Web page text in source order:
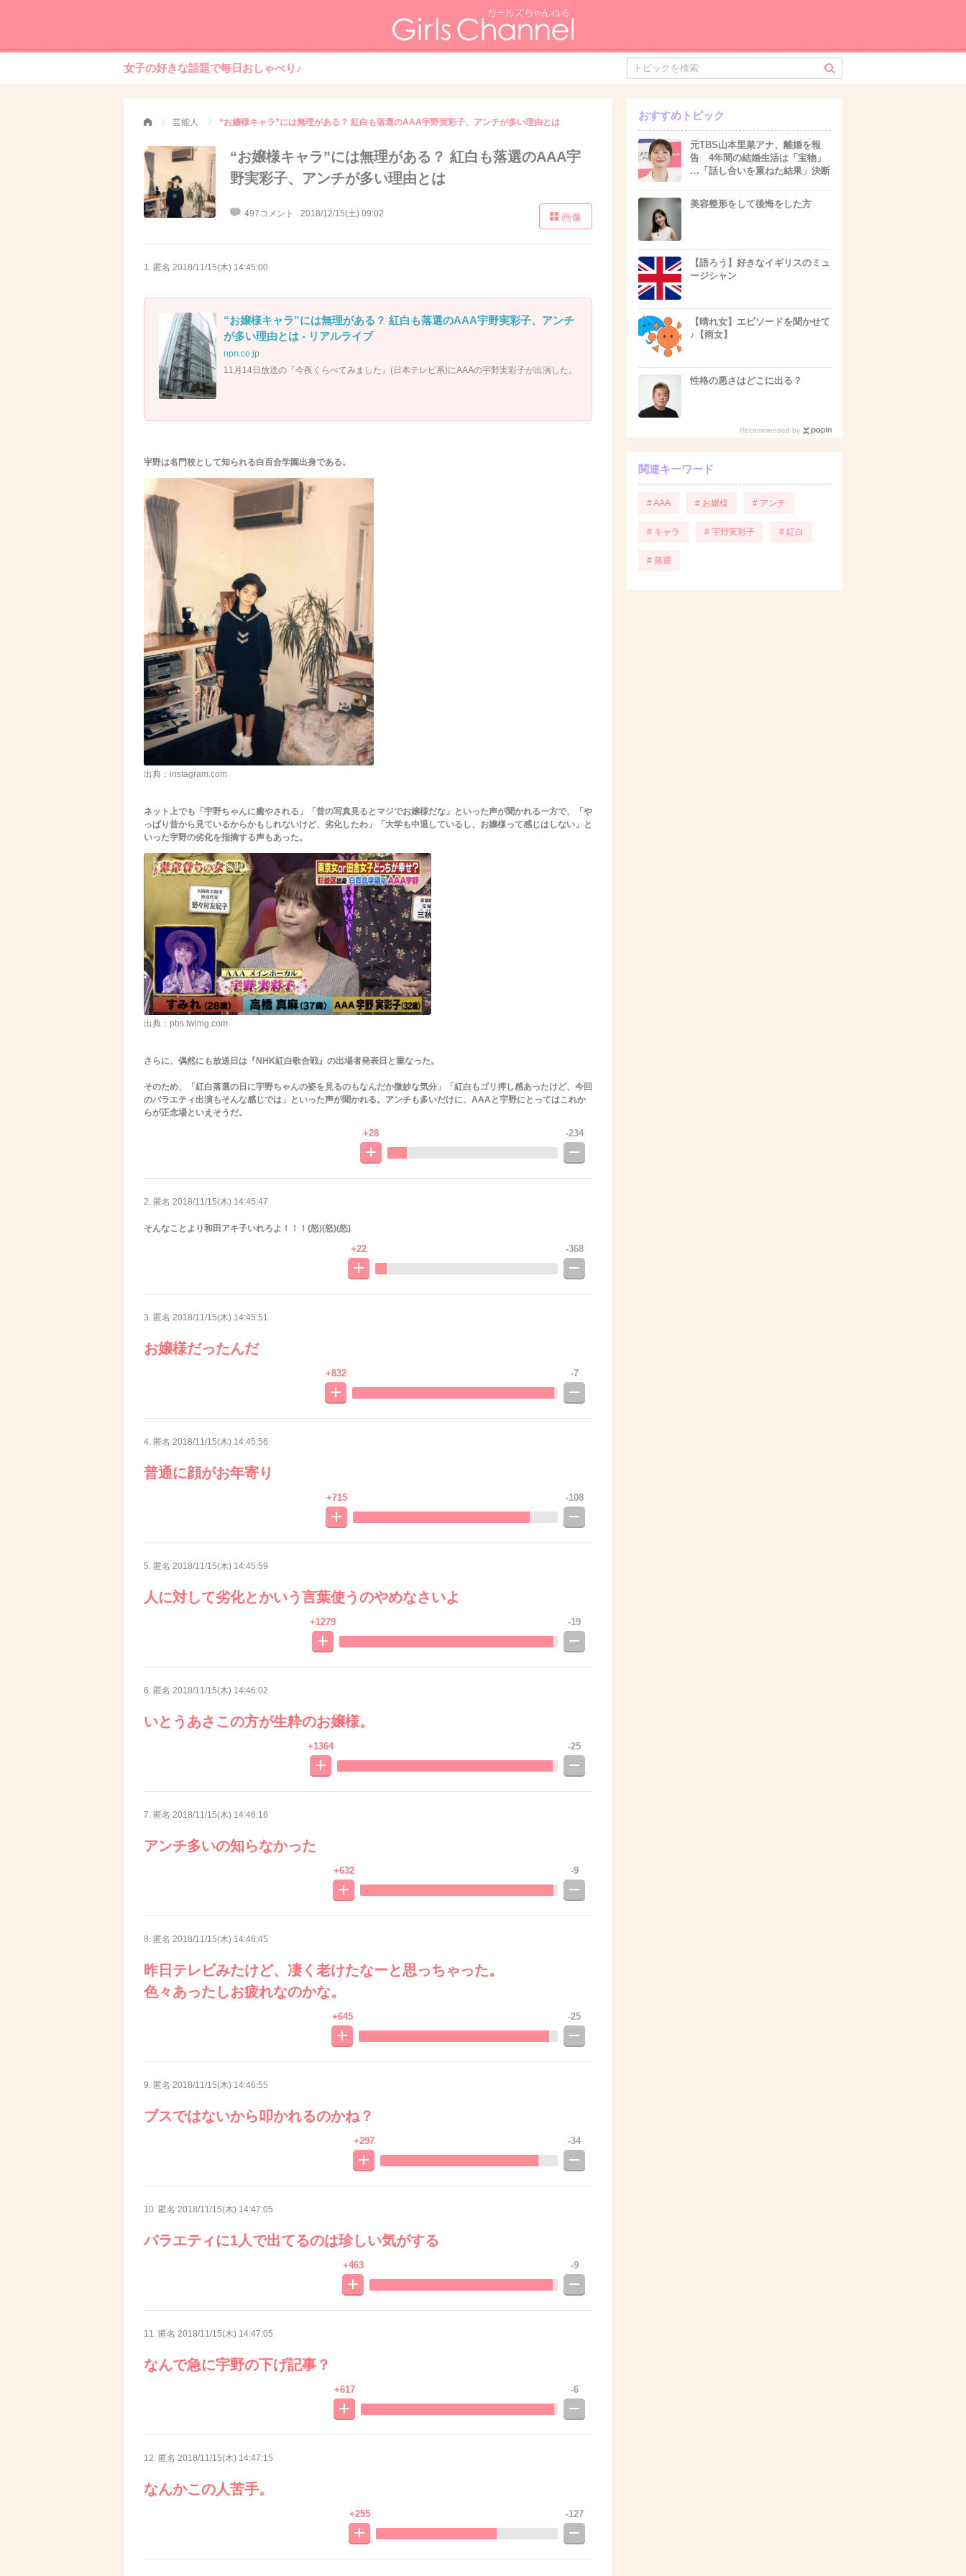
女子の好きな話題で毎日おしゃべり♪
芸能人 “お嬢様キャラ”には無理がある？ 紅白も落選のAAA宇野実彩子、アンチが多い理由とは
“お嬢様キャラ”には無理がある？ 紅白も落選のAAA宇
野実彩子、アンチが多い理由とは
497コメント 2018/12/15(土) 09:02 画像
1. 匿名 2018/11/15(木) 14:45:00
“お嬢様キャラ”には無理がある？ 紅白も落選のAAA宇野実彩子、アンチ
が多い理由とは - リアルライブ
npn.co.jp
11月14日放送の『今夜くらべてみました』(日本テレビ系)にAAAの宇野実彩子が出演した。
宇野は名門校として知られる白百合学園出身である。
出典：instagram.com
ネット上でも「宇野ちゃんに癒やされる」「昔の写真見るとマジでお嬢様だな」といった声が聞かれる一方で、「や
っぱり昔から見ているからかもしれないけど、劣化したわ」「大学も中退しているし、お嬢様って感じはしない」と
いった宇野の劣化を指摘する声もあった。
出典：pbs.twimg.com
さらに、偶然にも放送日は『NHK紅白歌合戦』の出場者発表日と重なった。
そのため、「紅白落選の日に宇野ちゃんの姿を見るのもなんだか微妙な気分」「紅白もゴリ押し感あったけど、今回
のバラエティ出演もそんな感じでは」といった声が聞かれる。アンチも多いだけに、AAAと宇野にとってはこれか
らが正念場といえそうだ。
+28 -234
2. 匿名 2018/11/15(木) 14:45:47
そんなことより和田アキ子いれろよ！！！(怒)(怒)(怒)
+22 -368
3. 匿名 2018/11/15(木) 14:45:51
お嬢様だったんだ
+832 -7
4. 匿名 2018/11/15(木) 14:45:56
普通に顔がお年寄り
+715 -108
5. 匿名 2018/11/15(木) 14:45:59
人に対して劣化とかいう言葉使うのやめなさいよ
+1279 -19
6. 匿名 2018/11/15(木) 14:46:02
いとうあさこの方が生粋のお嬢様。
+1364 -25
7. 匿名 2018/11/15(木) 14:46:16
アンチ多いの知らなかった
+632 -9
8. 匿名 2018/11/15(木) 14:46:45
昨日テレビみたけど、凄く老けたなーと思っちゃった。
色々あったしお疲れなのかな。
+645 -25
9. 匿名 2018/11/15(木) 14:46:55
ブスではないから叩かれるのかね？
+297 -34
10. 匿名 2018/11/15(木) 14:47:05
バラエティに1人で出てるのは珍しい気がする
+463 -9
11. 匿名 2018/11/15(木) 14:47:05
なんで急に宇野の下げ記事？
+617 -6
12. 匿名 2018/11/15(木) 14:47:15
なんかこの人苦手。
+255 -127
おすすめトピック
元TBS山本里菜アナ、離婚を報
告 4年間の結婚生活は「宝物」
…「話し合いを重ねた結果」決断
美容整形をして後悔をした方
【語ろう】好きなイギリスのミュ
ージシャン
【晴れ女】エピソードを聞かせて
♪【雨女】
性格の悪さはどこに出る？
Recommended by
関連キーワード
# AAA # お嬢様 # アンチ
# キャラ # 宇野実彩子 # 紅白
# 落選